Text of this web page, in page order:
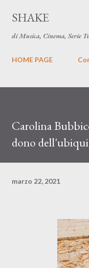
SHAKE
di Musica, Cinema, Serie
HOME PAGE
Carolina
dono
marzo 22, 2021